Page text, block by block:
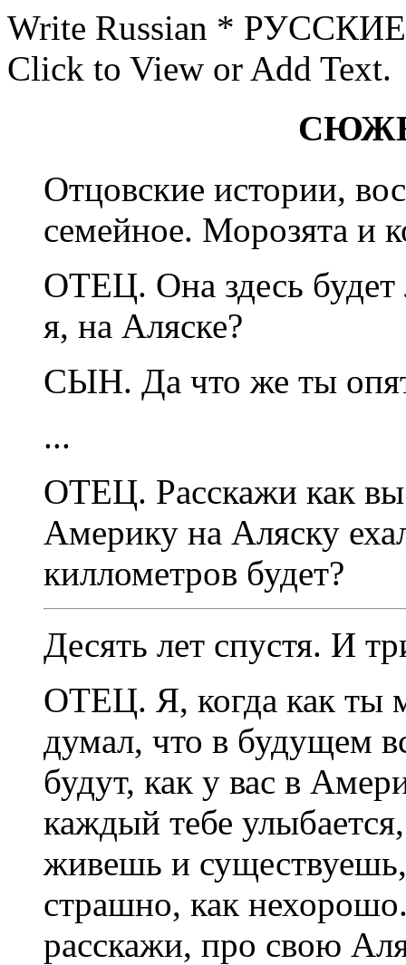
Write Russian *
Click to View or Add Text.
Отцовские истории,
семейное. Морозята и
ОТЕЦ. Она здесь
я, на Аляске?
СЫН. Да что же ты
...
ОТЕЦ. Расскажи как вы
Америку на Аляску
киллометров будет?
Десять лет спустя. И
ОТЕЦ. Я, когда как ты
думал, что в будущем
будут, как у вас в
каждый тебе
живешь и
страшно, как
расскажи, про свою